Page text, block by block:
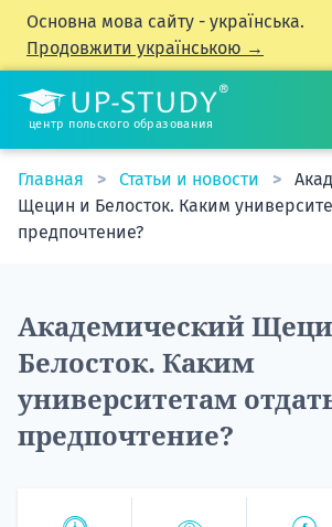
Основна мова сайту - українська.
Продовжити українською →
центр польского образования
Главная Статьи и новости
Щецин и Белосток. Каким
предпочтение?
Академический
Белосток. Каким
университетам
предпочтение?